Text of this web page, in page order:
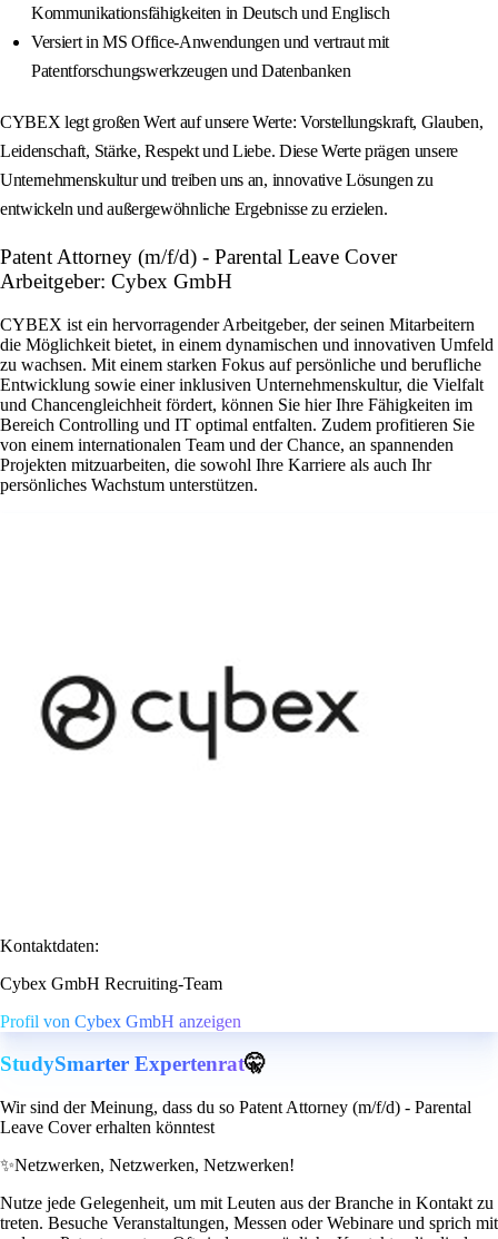
Kommunikationsfähigkeiten in Deutsch und Englisch
Versiert in MS Office-Anwendungen und vertraut mit
Patentforschungswerkzeugen und Datenbanken
CYBEX legt großen Wert auf unsere Werte: Vorstellungskraft, Glauben,
Leidenschaft, Stärke, Respekt und Liebe. Diese Werte prägen unsere
Unternehmenskultur und treiben uns an, innovative Lösungen zu
entwickeln und außergewöhnliche Ergebnisse zu erzielen.
Patent Attorney (m/f/d) - Parental Leave Cover
Arbeitgeber: Cybex GmbH
CYBEX ist ein hervorragender Arbeitgeber, der seinen Mitarbeitern
die Möglichkeit bietet, in einem dynamischen und innovativen Umfeld
zu wachsen. Mit einem starken Fokus auf persönliche und berufliche
Entwicklung sowie einer inklusiven Unternehmenskultur, die Vielfalt
und Chancengleichheit fördert, können Sie hier Ihre Fähigkeiten im
Bereich Controlling und IT optimal entfalten. Zudem profitieren Sie
von einem internationalen Team und der Chance, an spannenden
Projekten mitzuarbeiten, die sowohl Ihre Karriere als auch Ihr
persönliches Wachstum unterstützen.
Kontaktdaten:
Cybex GmbH Recruiting-Team
Profil von Cybex GmbH anzeigen
StudySmarter Expertenrat🤫
Wir sind der Meinung, dass du so Patent Attorney (m/f/d) - Parental
Leave Cover erhalten könntest
✨Netzwerken, Netzwerken, Netzwerken!
Nutze jede Gelegenheit, um mit Leuten aus der Branche in Kontakt zu
treten. Besuche Veranstaltungen, Messen oder Webinare und sprich mit